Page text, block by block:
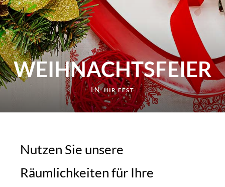
WEIHNACHTSFEIER
INIHR FEST
Nutzen Sie unsere
Räumlichkeiten für Ihre